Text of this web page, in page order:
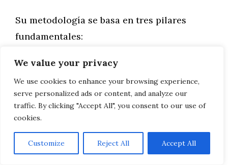
We value your privacy
We use cookies to enhance your browsing experience,
serve personalized ads or content, and analyze our
traffic. By clicking "Accept All", you consent to our use of
cookies.
Customize Reject All Accept All
Su metodología se basa en tres pilares
fundamentales:
Análisis contextual profundo
exhaustiva del ecosistema digital local,
incluyendo competencia directa e indirecta,
comportamiento estacional del público
objetivo y oportunidades específicas del
sector.